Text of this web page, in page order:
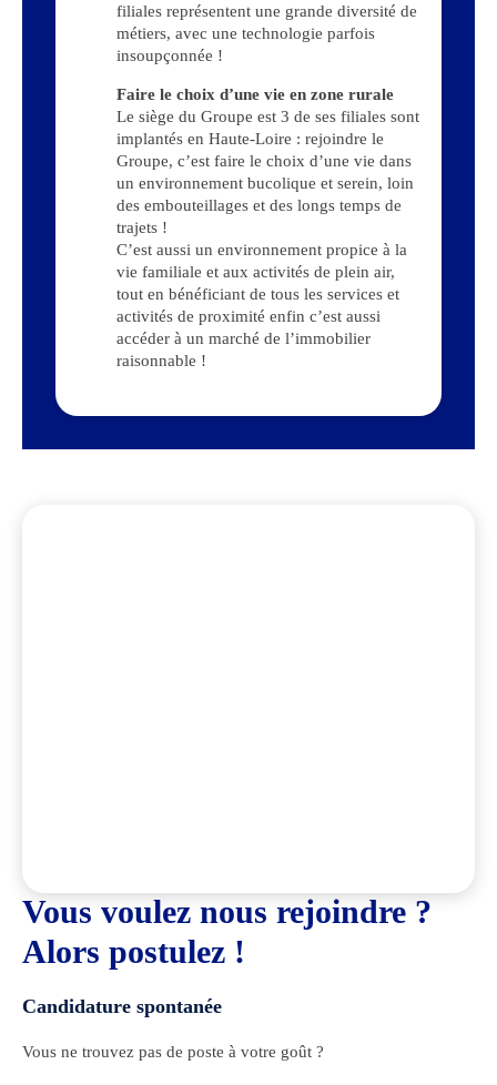
filiales représentent une grande diversité de
métiers, avec une technologie parfois
insoupçonnée !
Faire le choix d’une vie en zone rurale
Le siège du Groupe est 3 de ses filiales sont
implantés en Haute-Loire : rejoindre le
Groupe, c’est faire le choix d’une vie dans
un environnement bucolique et serein, loin
des embouteillages et des longs temps de
trajets !
C’est aussi un environnement propice à la
vie familiale et aux activités de plein air,
tout en bénéficiant de tous les services et
activités de proximité enfin c’est aussi
accéder à un marché de l’immobilier
raisonnable !
Vous voulez nous rejoindre ?
Alors postulez !
Candidature spontanée
Vous ne trouvez pas de poste à votre goût ?